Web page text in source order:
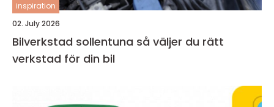
inspiration
02. July 2026
Bilverkstad sollentuna så väljer du rätt
verkstad för din bil